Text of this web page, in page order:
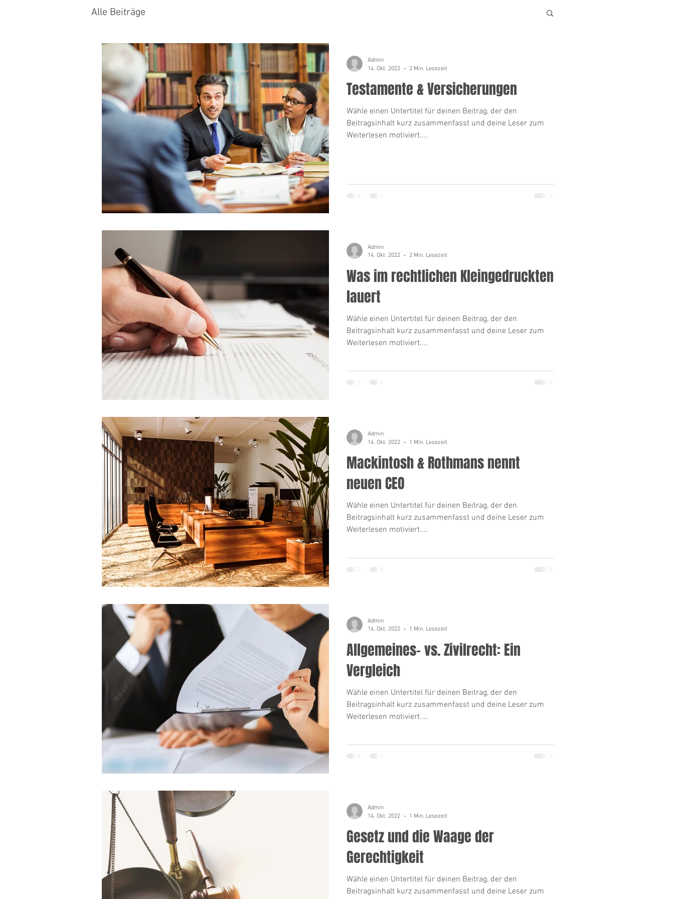
Alle Beiträge
Testamente & Versicherungen
Wähle einen Untertitel für deinen Beitrag, der den
Beitragsinhalt kurz zusammenfasst und deine Leser zum
Weiterlesen motiviert....
Admin
14. Okt. 2022
2 Min. Lesezeit
Was im rechtlichen Kleingedruckten
lauert
Wähle einen Untertitel für deinen Beitrag, der den
Beitragsinhalt kurz zusammenfasst und deine Leser zum
Weiterlesen motiviert....
Admin
14. Okt. 2022
2 Min. Lesezeit
Mackintosh & Rothmans nennt
neuen CEO
Wähle einen Untertitel für deinen Beitrag, der den
Beitragsinhalt kurz zusammenfasst und deine Leser zum
Weiterlesen motiviert....
Admin
14. Okt. 2022
1 Min. Lesezeit
Allgemeines- vs. Zivilrecht: Ein
Vergleich
Wähle einen Untertitel für deinen Beitrag, der den
Beitragsinhalt kurz zusammenfasst und deine Leser zum
Weiterlesen motiviert....
Admin
14. Okt. 2022
1 Min. Lesezeit
Gesetz und die Waage der
Gerechtigkeit
Wähle einen Untertitel für deinen Beitrag, der den
Beitragsinhalt kurz zusammenfasst und deine Leser zum
Admin
14. Okt. 2022
1 Min. Lesezeit